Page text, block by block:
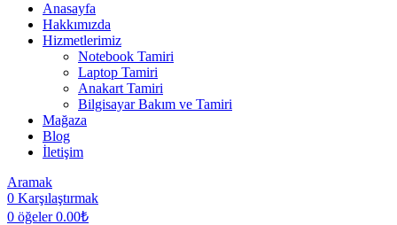
Anasayfa
Hakkımızda
Hizmetlerimiz
Notebook Tamiri
Laptop Tamiri
Anakart Tamiri
Bilgisayar Bakım ve Tamiri
Mağaza
Blog
İletişim
Aramak
0 Karşılaştırmak
0 öğeler 0.00₺